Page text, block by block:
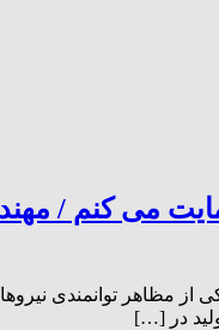
می کنم /
از مظاهر توانمندی
در […]